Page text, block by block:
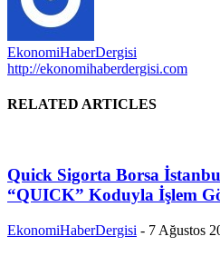
EkonomiHaberDergisi
http://ekonomihaberdergisi.com
RELATED ARTICLES
Quick Sigorta Borsa
“QUICK” Koduyla İşlem
EkonomiHaberDergisi - 7 Ağustos